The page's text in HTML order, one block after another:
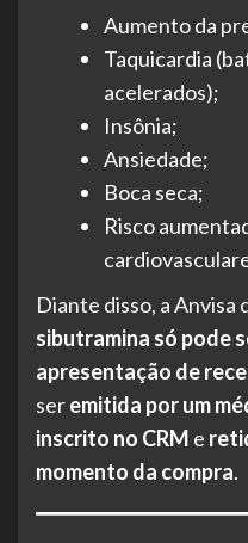
Aumento da
Taquicardia
acelerados);
Insônia;
Ansiedade;
Boca seca;
Risco
Diante disso, a Anvisa
sibutramina só pode
apresentação de
seremitida por um
inscrito no CRM e
momento da compra.